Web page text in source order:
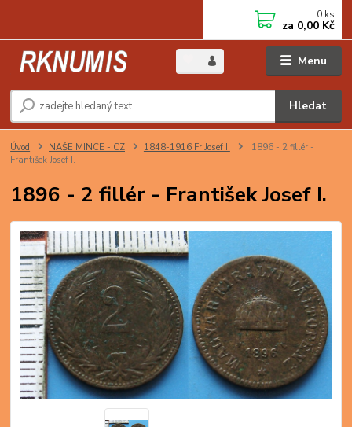
Menu
Hledat
0 ks
za 0,00 Kč
Úvod NAŠE MINCE - CZ 1848-1916 Fr.Josef I.
1896 - 2 fillér -
František Josef I.
1896 - 2 fillér - František Josef I.